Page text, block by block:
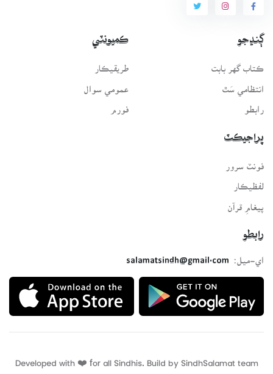
ڳنڍجو
ڪتاب گهر بابت
انتظامي سَٿ
رابطو
ڪميونٽي
طريقيڪار
عمومي سوال
فورم
پراجيڪٽ
لفظيڪار
پيغامِ قرآن
رابطو
اي-ميل:
salamatsindh@gmail.com
Developed with ❤️ for all Sindhis. Build by